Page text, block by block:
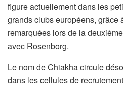
figure actuellement dans les
grands clubs européens, grâce
remarquées lors de la
avec Rosenborg.
Le nom de Chiakha circule
dans les cellules de